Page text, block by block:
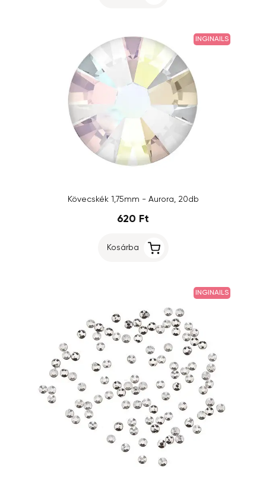
INGINAILS
Kövecskék 1,75mm - Aurora, 20db
620 Ft
Kosárba
INGINAILS